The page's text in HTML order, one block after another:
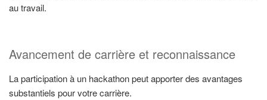
au travail.
Avancement de carrière et reconnaissance
La participation à un hackathon peut apporter des avantages
substantiels pour votre carrière.